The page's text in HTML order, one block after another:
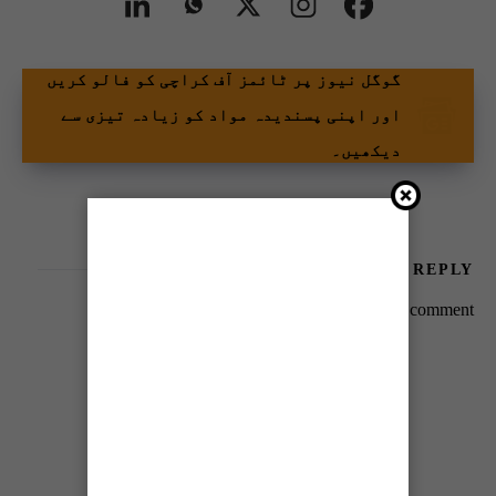
گوگل نیوز پر ٹائمز آف کراچی کو فالو کریں
اور اپنی پسندیدہ مواد کو زیادہ تیزی سے
دیکھیں۔
LEAVE A REPLY
to post a comment.